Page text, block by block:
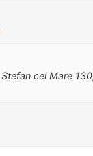
cel Mare